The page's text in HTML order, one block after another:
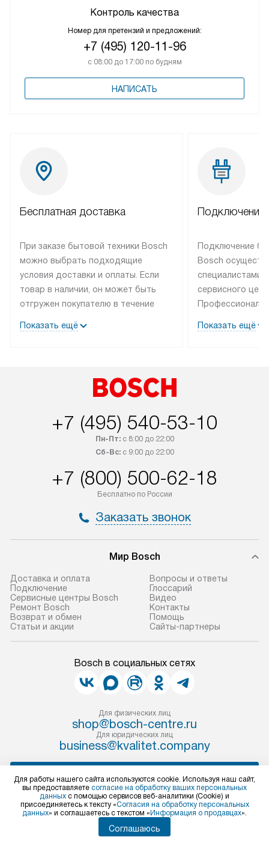
Контроль качества
Номер для претензий и предложений:
+7 (495) 120-11-96
с 08:00 до 17:00 по будням
НАПИСАТЬ
Бесплатная доставка
При заказе бытовой техники Bosch
можно выбрать подходящие
условия доставки и оплаты. Если
товар в наличии, он может быть
отгружен покупателю в течение
лейблом доставляется бесплатно
Показать ещё
Подключение
Подключение
Bosch
специалистами
сервисного
эксплуатации
Показать ещё
+7 (495) 540-53-10
Пн-Пт:с 8:00 до 22:00
Сб-Вс:с 9:00 до 22:00
+7 (800) 500-62-18
Бесплатно по России
Заказать звонок
Мир Bosch
Доставка и оплата
Подключение
Сервисные центры Bosch
Ремонт Bosch
Возврат и обмен
Статьи и акции
Вопросы и ответы
Глоссарий
Видео
Контакты
Помощь
Сайты-партнеры
Bosch в социальных сетях
Для физических лиц
shop@bosch-centre.ru
Для юридических лиц
business@kvalitet.company
Политика конфиденциальности
Условия продажи
Карта сайта
Для работы нашего сайта используются cookie. Используя наш сайт,
вы предоставляете согласие на обработку ваших персональных
данных с помощью сервисов веб-аналитики (Cookie) и
присоединяетесь к тексту «Согласия на обработку персональных
данных» и соглашаетесь с текстом « Информация о продавцах».
Соглашаюсь